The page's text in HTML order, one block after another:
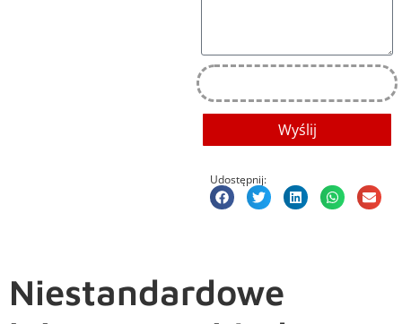
Wyślij
Udostępnij:
Niestandardowe